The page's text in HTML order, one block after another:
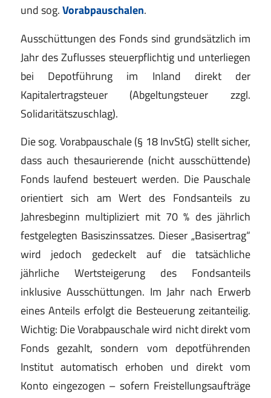
und sog.Vorabpauschalen.
Ausschüttungen des Fonds sind grundsätzlich im
Jahr des Zuflusses steuerpflichtig und unterliegen
bei Depotführung im Inland direkt der
Kapitalertragsteuer (Abgeltungsteuer zzgl.
Solidaritätszuschlag).
Die sog. Vorabpauschale (§ 18 InvStG) stellt sicher,
dass auch thesaurierende (nicht ausschüttende)
Fonds laufend besteuert werden. Die Pauschale
orientiert sich am Wert des Fondsanteils zu
Jahresbeginn multipliziert mit 70 % des jährlich
festgelegten Basiszinssatzes. Dieser „Basisertrag“
wird jedoch gedeckelt auf die tatsächliche
jährliche Wertsteigerung des Fondsanteils
inklusive Ausschüttungen. Im Jahr nach Erwerb
eines Anteils erfolgt die Besteuerung zeitanteilig.
Wichtig: Die Vorabpauschale wird nicht direkt vom
Fonds gezahlt, sondern vom depotführenden
Institut automatisch erhoben und direkt vom
Konto eingezogen – sofern Freistellungsaufträge